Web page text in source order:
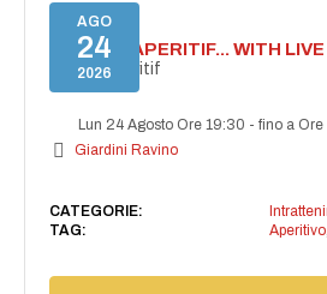
AGO
24
2026
SECRET APERITIF... WITH
Secret aperitif
Lun 24 Agosto Ore 19:30 -fino a
Giardini Ravino
CATEGORIE:
TAG:
Aperitivo,